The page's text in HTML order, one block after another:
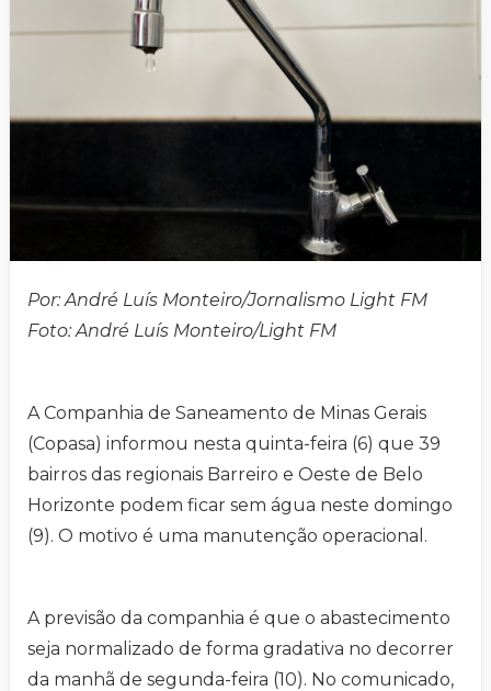
Por: André Luís Monteiro/Jornalismo Light FM
Foto: André Luís Monteiro/Light FM
A Companhia de Saneamento de Minas Gerais
(Copasa) informou nesta quinta-feira (6) que 39
bairros das regionais Barreiro e Oeste de Belo
Horizonte podem ficar sem água neste domingo
(9). O motivo é uma manutenção operacional.
A previsão da companhia é que o abastecimento
seja normalizado de forma gradativa no decorrer
da manhã de segunda-feira (10). No comunicado,